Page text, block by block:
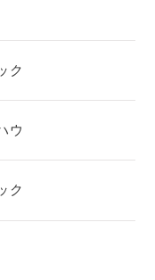
ク
ウ
ク